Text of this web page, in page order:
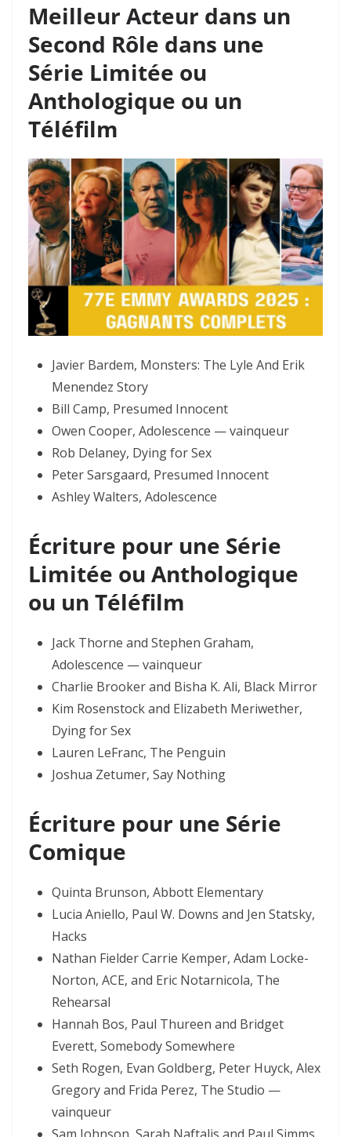
Meilleur Acteur dans un
Second Rôle dans une
Série Limitée ou
Anthologique ou un
Téléfilm
Javier Bardem, Monsters: The Lyle And Erik
Menendez Story
Bill Camp, Presumed Innocent
Owen Cooper, Adolescence — vainqueur
Rob Delaney, Dying for Sex
Peter Sarsgaard, Presumed Innocent
Ashley Walters, Adolescence
Écriture pour une Série
Limitée ou Anthologique
ou un Téléfilm
Jack Thorne and Stephen Graham,
Adolescence — vainqueur
Charlie Brooker and Bisha K. Ali, Black Mirror
Kim Rosenstock and Elizabeth Meriwether,
Dying for Sex
Lauren LeFranc, The Penguin
Joshua Zetumer, Say Nothing
Écriture pour une Série
Comique
Quinta Brunson, Abbott Elementary
Lucia Aniello, Paul W. Downs and Jen Statsky,
Hacks
Nathan Fielder Carrie Kemper, Adam Locke-
Norton, ACE, and Eric Notarnicola, The
Rehearsal
Hannah Bos, Paul Thureen and Bridget
Everett, Somebody Somewhere
Seth Rogen, Evan Goldberg, Peter Huyck, Alex
Gregory and Frida Perez, The Studio —
vainqueur